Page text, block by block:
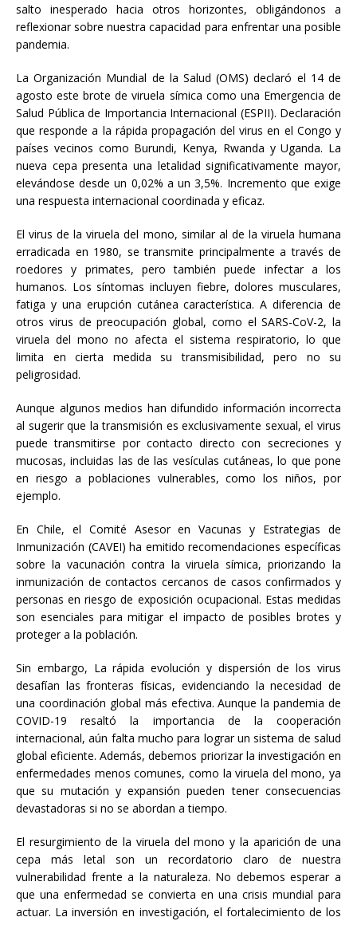
salto inesperado hacia otros horizontes, obligándonos a
reflexionar sobre nuestra capacidad para enfrentar una posible
pandemia.
La Organización Mundial de la Salud (OMS) declaró el 14 de
agosto este brote de viruela símica como una Emergencia de
Salud Pública de Importancia Internacional (ESPII). Declaración
que responde a la rápida propagación del virus en el Congo y
países vecinos como Burundi, Kenya, Rwanda y Uganda. La
nueva cepa presenta una letalidad significativamente mayor,
elevándose desde un 0,02% a un 3,5%. Incremento que exige
una respuesta internacional coordinada y eficaz.
El virus de la viruela del mono, similar al de la viruela humana
erradicada en 1980, se transmite principalmente a través de
roedores y primates, pero también puede infectar a los
humanos. Los síntomas incluyen fiebre, dolores musculares,
fatiga y una erupción cutánea característica. A diferencia de
otros virus de preocupación global, como el SARS-CoV-2, la
viruela del mono no afecta el sistema respiratorio, lo que
limita en cierta medida su transmisibilidad, pero no su
peligrosidad.
Aunque algunos medios han difundido información incorrecta
al sugerir que la transmisión es exclusivamente sexual, el virus
puede transmitirse por contacto directo con secreciones y
mucosas, incluidas las de las vesículas cutáneas, lo que pone
en riesgo a poblaciones vulnerables, como los niños, por
ejemplo.
En Chile, el Comité Asesor en Vacunas y Estrategias de
Inmunización (CAVEI) ha emitido recomendaciones específicas
sobre la vacunación contra la viruela símica, priorizando la
inmunización de contactos cercanos de casos confirmados y
personas en riesgo de exposición ocupacional. Estas medidas
son esenciales para mitigar el impacto de posibles brotes y
proteger a la población.
Sin embargo, La rápida evolución y dispersión de los virus
desafían las fronteras físicas, evidenciando la necesidad de
una coordinación global más efectiva. Aunque la pandemia de
COVID-19 resaltó la importancia de la cooperación
internacional, aún falta mucho para lograr un sistema de salud
global eficiente. Además, debemos priorizar la investigación en
enfermedades menos comunes, como la viruela del mono, ya
que su mutación y expansión pueden tener consecuencias
devastadoras si no se abordan a tiempo.
El resurgimiento de la viruela del mono y la aparición de una
cepa más letal son un recordatorio claro de nuestra
vulnerabilidad frente a la naturaleza. No debemos esperar a
que una enfermedad se convierta en una crisis mundial para
actuar. La inversión en investigación, el fortalecimiento de los